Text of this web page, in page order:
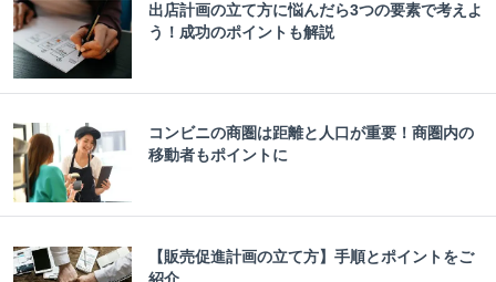
出店計画の立て方に悩んだら3つの要素で考えよ
う！成功のポイントも解説
コンビニの商圏は距離と人口が重要！商圏内の
移動者もポイントに
【販売促進計画の立て方】手順とポイントをご